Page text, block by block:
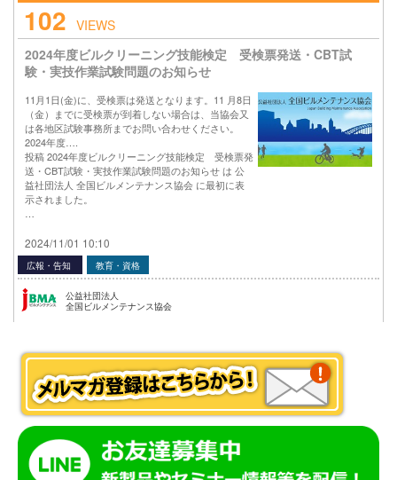
102 VIEWS
2024年度ビルクリーニング技能検定 受検票発送・CBT試
験・実技作業試験問題のお知らせ
11月1日(金)に、受検票は発送となります。11 月8日
（金）までに受検票が到着しない場合は、当協会又
は各地区試験事務所までお問い合わせください。
2024年度….
投稿 2024年度ビルクリーニング技能検定 受検票発
送・CBT試験・実技作業試験問題のお知らせ は 公
益社団法人 全国ビルメンテナンス協会 に最初に表
示されました。
2024/11/01 10:10
広報・告知 教育・資格
公益社団法人
全国ビルメンテナンス協会